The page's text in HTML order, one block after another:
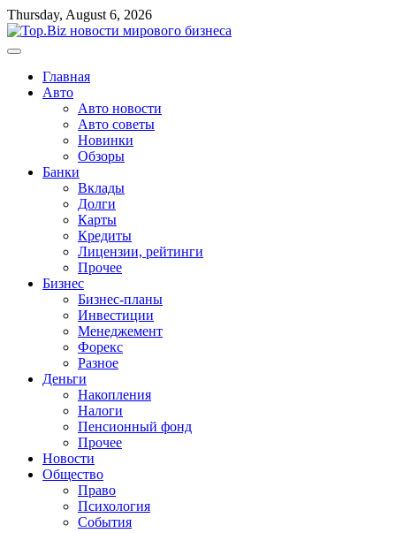
Перейти
к
содержимому
Thursday, August 6, 2026
Главная
Авто
Авто новости
Авто советы
Новинки
Обзоры
Банки
Вклады
Долги
Карты
Кредиты
Лицензии, рейтинги
Прочее
Бизнес
Бизнес-планы
Инвестиции
Менеджемент
Форекс
Разное
Деньги
Накопления
Налоги
Пенсионный фонд
Прочее
Новости
Общество
Право
Психология
События